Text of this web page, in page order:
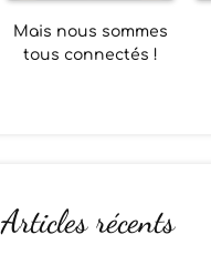
Mais nous sommes
tous connectés !
Articles récents